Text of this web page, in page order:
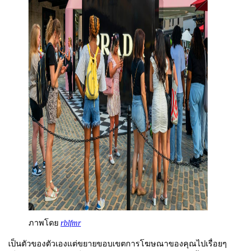
ภาพโดย rblfmr
เป็นตัวของตัวเองแต่ขยายขอบเขตการโฆษณาของคุณไปเรื่อยๆ